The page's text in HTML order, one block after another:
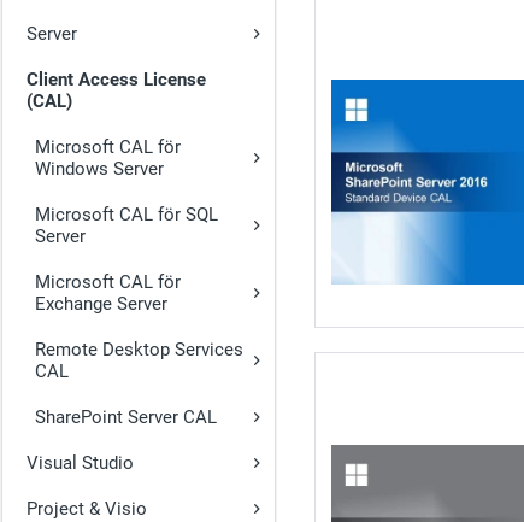
Server
Client Access License
(CAL)
Microsoft CAL för
Windows Server
Microsoft CAL för SQL
Server
Microsoft CAL för
Exchange Server
Remote Desktop Services
CAL
SharePoint Server CAL
Visual Studio
Project & Visio